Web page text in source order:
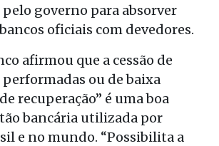
governo para absorver
oficiais com devedores.
afirmou que a cessão de
ou de baixa
recuperação” é uma boa
bancária utilizada por
e no mundo. “Possibilita a